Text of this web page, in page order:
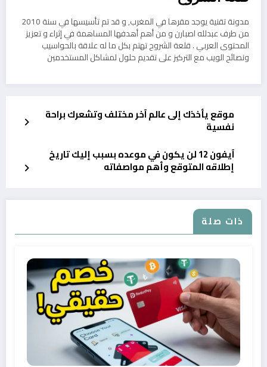
مدونة تقنية يوجد مقرها في المغرب, و قد تم تأسيسها في سنة 2010
من طرف عبدلله اصبارن و من أهم أهدفها المساهمة في إثراء و تعزيز
المحتوى العربي . قلعة الشروح تهتم بكل ما له علاقة بالحواسيب
ونصائح الويب مع التركيز على تقديم حلول لمشاكل المستخدمين
موقع يأخذك إلى عالم آخر مختلف وتشعرك براحة
نفسية
آيفون 12 لن يكون في موعده بسبب إليك تاريخ
إطلاقه المتوقع وأهم مواصفاته
ذات صلة